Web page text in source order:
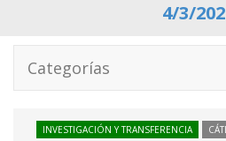
4/3/
Categorías
INVESTIGACIÓN Y TRANSFERENCIA